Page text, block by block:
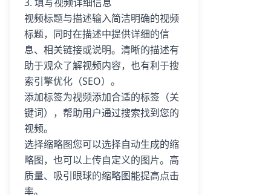
视频标题与描述输入简洁明确的视频
标题，同时在描述中提供详细的信
息、相关链接或说明。清晰的描述有
助于观众了解视频内容，也有利于搜
索引擎优化（SEO）。
添加标签为视频添加合适的标签（关
键词），帮助用户通过搜索找到您的
视频。
选择缩略图您可以选择自动生成的缩
略图，也可以上传自定义的图片。高
质量、吸引眼球的缩略图能提高点击
率。